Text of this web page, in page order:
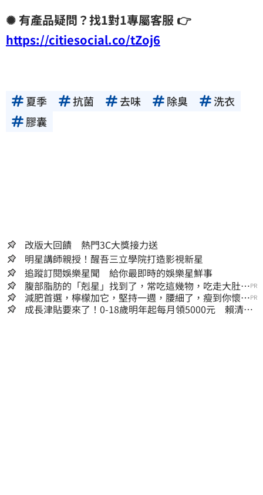
✺ 有產品疑問？找1對1專屬客服 👉
https://citiesocial.co/tZoj6
夏季 抗菌 去味 除臭
洗衣
膠囊
改版大回饋 熱門3C大獎接力送
明星講師親授！醒吾三立學院打造影視新星
追蹤訂閱娛樂星聞 給你最即時的娛樂星鮮事
腹部脂肪的「剋星」找到了，常吃這幾物，吃走大肚
囊，瘦出小蠻腰
PR
減肥首選，檸檬加它，堅持一週，腰細了，瘦到你懷疑
人生
PR
成長津貼要來了！0-18歲明年起每月領5000元 賴清